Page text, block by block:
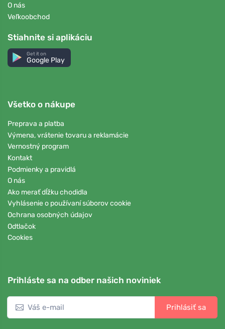
O nás
Veľkoobchod
Stiahnite si aplikáciu
Get it on
Google Play
Všetko o nákupe
Preprava a platba
Výmena, vrátenie tovaru a reklamácie
Vernostný program
Kontakt
Podmienky a pravidlá
O nás
Ako merať dĺžku chodidla
Vyhlásenie o používaní súborov cookie
Ochrana osobných údajov
Odtlačok
Cookies
Prihláste sa na odber našich noviniek
Prihlásiť sa